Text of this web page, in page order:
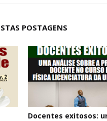
POSTAGENS
Docentes exitosos: